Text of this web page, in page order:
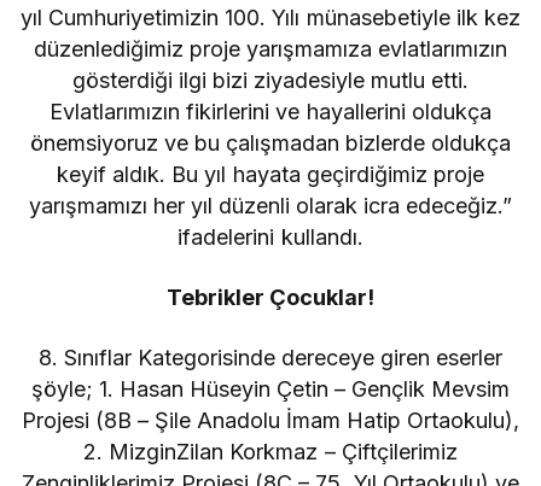
yıl Cumhuriyetimizin 100. Yılı münasebetiyle ilk kez
düzenlediğimiz proje yarışmamıza evlatlarımızın
gösterdiği ilgi bizi ziyadesiyle mutlu etti.
Evlatlarımızın fikirlerini ve hayallerini oldukça
önemsiyoruz ve bu çalışmadan bizlerde oldukça
keyif aldık. Bu yıl hayata geçirdiğimiz proje
yarışmamızı her yıl düzenli olarak icra edeceğiz.”
ifadelerini kullandı.
Tebrikler Çocuklar!
8. Sınıflar Kategorisinde dereceye giren eserler
şöyle; 1. Hasan Hüseyin Çetin – Gençlik Mevsim
Projesi (8B – Şile Anadolu İmam Hatip Ortaokulu),
2. MizginZilan Korkmaz – Çiftçilerimiz